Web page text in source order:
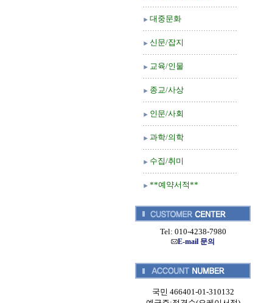
대중문화
신문/잡지
교육/인물
종교/사상
인문/사회
과학/의학
수집/취미
**예약서적**
Tel: 010-4238-7980
E-mail 문의
국민 466401-01-310132